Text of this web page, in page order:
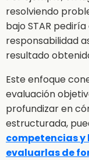
resolviendo
bajo STAR
responsabilidad
resultado
Este enfoque
evaluación
profundizar en
estructurada,
competencias
evaluarlas de